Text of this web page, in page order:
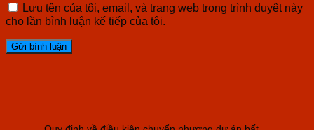
Lưu tên của tôi, email, và trang web trong trình duyệt này
cho lần bình luận kế tiếp của tôi.